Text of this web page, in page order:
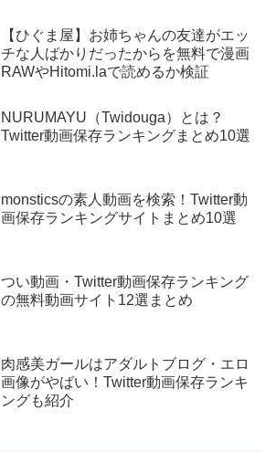
【ひぐま屋】お姉ちゃんの友達がエッ
チな人ばかりだったからを無料で漫画
RAWやHitomi.laで読めるか検証
NURUMAYU（Twidouga）とは？
Twitter動画保存ランキングまとめ10選
monsticsの素人動画を検索！Twitter動
画保存ランキングサイトまとめ10選
つい動画・Twitter動画保存ランキング
の無料動画サイト12選まとめ
肉感美ガールはアダルトブログ・エロ
画像がやばい！Twitter動画保存ランキ
ングも紹介